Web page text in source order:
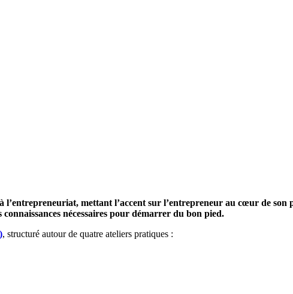
mettant l’accent sur l’entrepreneur au cœur de
nécessaires pour démarrer du bon pied.
, structuré autour de quatre ateliers pratiques :